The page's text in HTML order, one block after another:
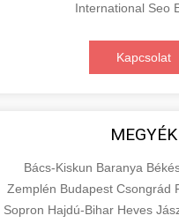
International Seo
Kapcsolat
MEGYÉK
Bács-Kiskun Baranya
Zemplén Budapest Csongrád
Sopron Hajdú-Bihar Heves